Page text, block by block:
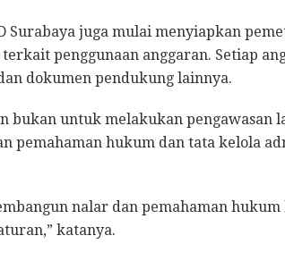
Surabaya juga mulai menyiapkan
penggunaan anggaran. Setiap
dokumen pendukung lainnya.
bukan untuk melakukan pengawasan
pemahaman hukum dan tata kelola
nalar dan pemahaman hukum
katanya.